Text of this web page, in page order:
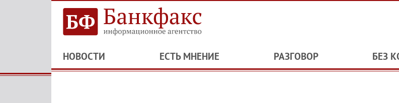
НОВОСТИ ЕСТЬ МНЕНИЕ РАЗГОВОР БЕЗ